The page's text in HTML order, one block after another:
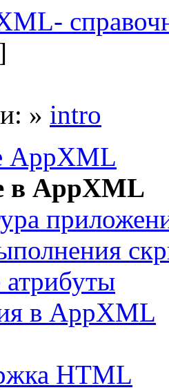
» intro
AppXML
в AppXML
в AppXML
HTML